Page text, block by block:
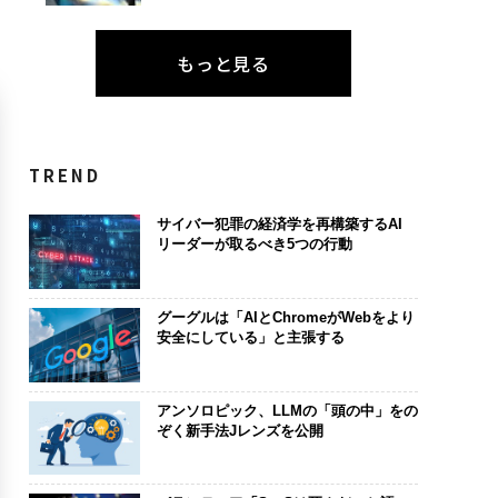
もっと見る
TREND
サイバー犯罪の経済学を再構築するAI
リーダーが取るべき5つの行動
グーグルは「AIとChromeがWebをより
安全にしている」と主張する
アンソロピック、LLMの「頭の中」をの
ぞく新手法Jレンズを公開